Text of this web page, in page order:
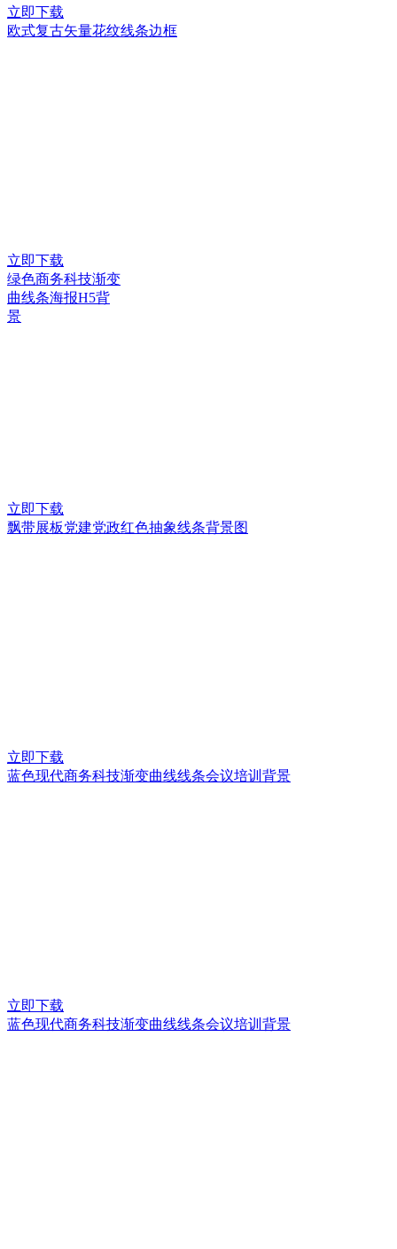
立即下载
欧式复古矢量花纹线条边框
立即下载
绿色商务科技渐变
曲线条海报H5背
景
立即下载
飘带展板党建党政红色抽象线条背景图
立即下载
蓝色现代商务科技渐变曲线线条会议培训背景
立即下载
蓝色现代商务科技渐变曲线线条会议培训背景